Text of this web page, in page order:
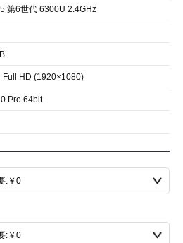
第6世代 6300U 2.4GHz
Full HD (1920×1080)
Pro 64bit